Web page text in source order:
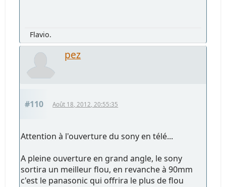
Flavio.
pez
#110 Août 18, 2012, 20:55:35
Attention à l'ouverture du sony en télé...
A pleine ouverture en grand angle, le sony
sortira un meilleur flou, en revanche à 90mm
c'est le panasonic qui offrira le plus de flou